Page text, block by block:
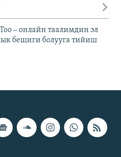
– онлайн таалимдин эл
бешиги болууга тийиш